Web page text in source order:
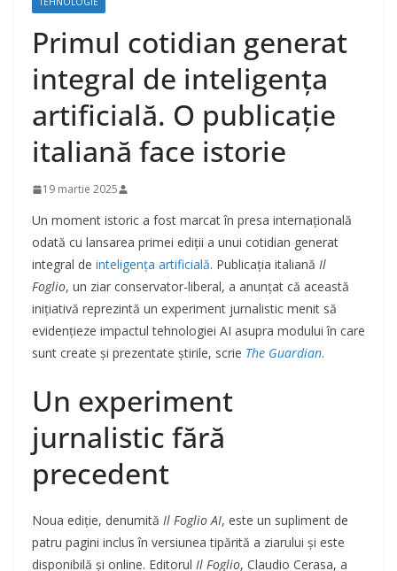
Primul cotidian generat
integral de inteligența
artificială. O publicație
italiană face istorie
19 martie 2025
Un moment istoric a fost marcat în presa internațională
odată cu lansarea primei ediții a unui cotidian generat
integral de inteligența artificială. Publicația italiană Il
Foglio, un ziar conservator-liberal, a anunțat că această
inițiativă reprezintă un experiment jurnalistic menit să
evidențieze impactul tehnologiei AI asupra modului în care
sunt create și prezentate știrile, scrie The Guardian.
Un experiment
jurnalistic fără
precedent
Noua ediție, denumită Il Foglio AI, este un supliment de
patru pagini inclus în versiunea tipărită a ziarului și este
disponibilă și online. Editorul Il Foglio, Claudio Cerasa, a